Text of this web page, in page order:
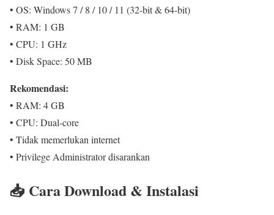
• OS: Windows 7 / 8 / 10 / 11 (32-bit & 64-bit)
• RAM: 1 GB
• CPU: 1 GHz
• Disk Space: 50 MB
Rekomendasi:
• RAM: 4 GB
• CPU: Dual-core
• Tidak memerlukan internet
• Privilege Administrator disarankan
📥 Cara Download & Instalasi